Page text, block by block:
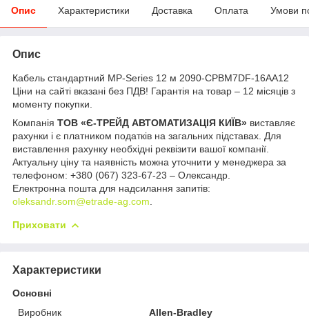
Опис Характеристики Доставка Оплата Умови
Опис
Кабель стандартний MP-Series 12 м 2090-CPBM7DF-16AA12
Ціни на сайті вказані без ПДВ! Гарантія на товар – 12 місяців з
моменту покупки.
Компанія ТОВ «Є-ТРЕЙД АВТОМАТИЗАЦІЯ КИЇВ» виставляє
рахунки і є платником податків на загальних підставах. Для
виставлення рахунку необхідні реквізити вашої компанії.
Актуальну ціну та наявність можна уточнити у менеджера за
телефоном: +380 (067) 323-67-23 – Олександр.
Електронна пошта для надсилання запитів:
oleksandr.som@etrade-ag.com
Приховати
Характеристики
Основні
Виробник
Allen-Bradley